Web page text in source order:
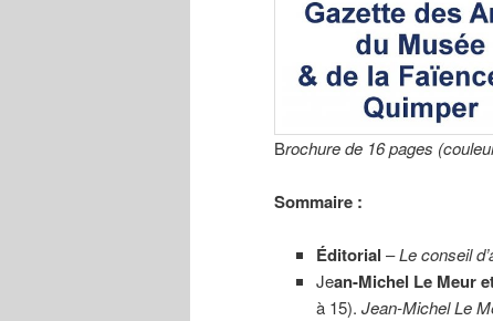
Brochure de 16 pages
Sommaire :
Éditorial –Le conseil
Jean-Michel Le Meur
à 15). Jean-Michel Le